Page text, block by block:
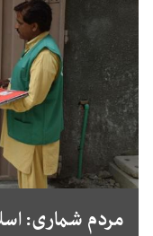
مردم شماری: